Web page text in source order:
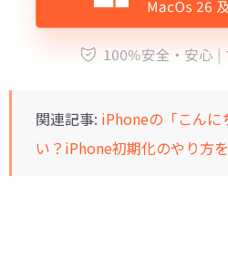
関連記事: iPhoneの「こんに
い？iPhone初期化のやり方